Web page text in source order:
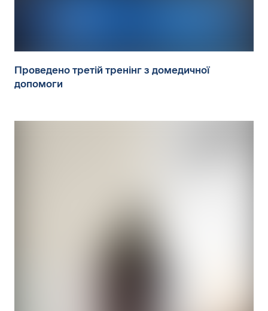
Проведено третій тренінг з домедичної
допомоги